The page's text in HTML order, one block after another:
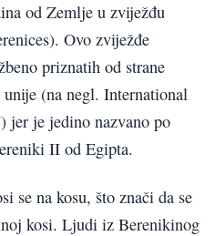
od Zemlje u zviježđu
Ovo zviježđe
priznatih od strane
(na negl. International
je jedino nazvano po
II od Egipta.
se na kosu, što znači da se
kosi. Ljudi iz Berenikinog